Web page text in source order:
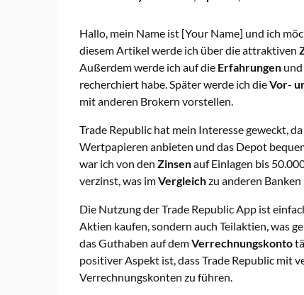
Hallo, mein Name ist [Your Name] und ich
diesem Artikel werde ich über die attraktiven
Außerdem werde ich auf die Erfahrungen und
recherchiert habe. Später werde ich dieVor-
mit anderen Brokern vorstellen.
Trade Republic hat mein Interesse geweckt,
Wertpapieren anbieten und das Depot
war ich von den Zinsenauf Einlagen bis
verzinst, was imVergleichzu anderen
Die Nutzung der Trade Republic App ist
Aktien kaufen, sondern auch Teilaktien, was
das Guthaben auf demVerrechnungskonto
positiver Aspekt ist, dass Trade Republic mit
Verrechnungskonten zu führen.